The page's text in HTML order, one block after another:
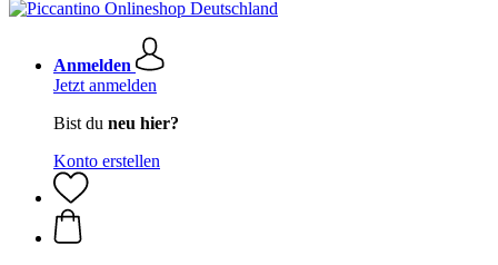
Anmelden
Jetzt anmelden
Bist du neu hier?
Konto erstellen